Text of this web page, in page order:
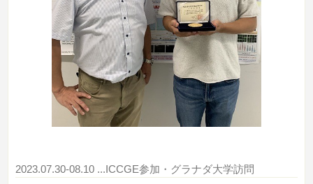
2023.07.30-08.10 ...ICCGE参加・グラナダ大学訪問